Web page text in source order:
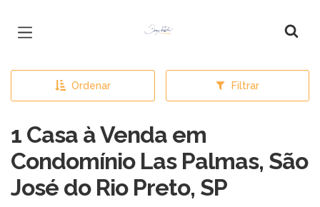
Página inicial
Ordenar Filtrar
1 Casa à Venda em
Condomínio Las Palmas, São
José do Rio Preto, SP